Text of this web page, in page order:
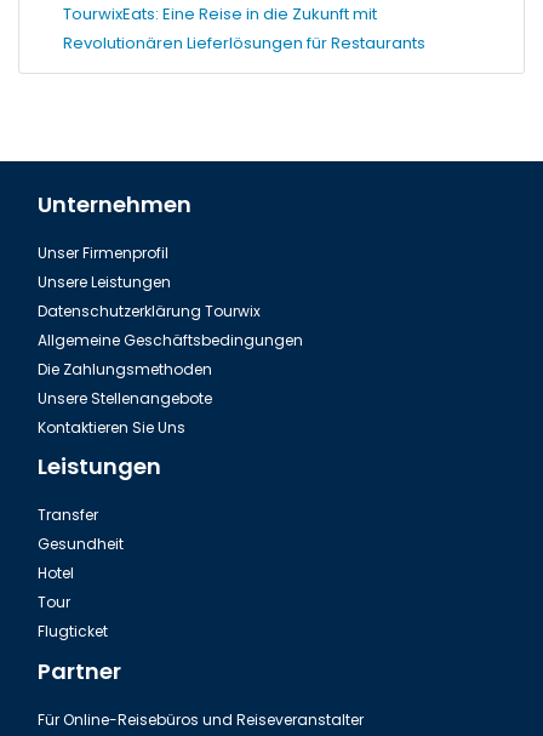
TourwixEats: Eine Reise in die Zukunft mit
Revolutionären Lieferlösungen für Restaurants
Unternehmen
Unser Firmenprofil
Unsere Leistungen
Datenschutzerklärung Tourwix
Allgemeine Geschäftsbedingungen
Die Zahlungsmethoden
Unsere Stellenangebote
Kontaktieren Sie Uns
Leistungen
Transfer
Gesundheit
Hotel
Tour
Flugticket
Partner
Für Online-Reisebüros und Reiseveranstalter